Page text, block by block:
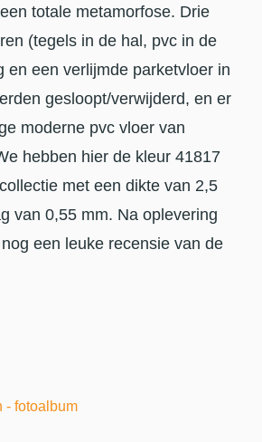
totale metamorfose. Drie
(tegels in de hal, pvc in de
en een verlijmde parketvloer in
gesloopt/verwijderd, en er
moderne pvc vloer van
hebben hier de kleur 41817
met een dikte van 2,5
van 0,55 mm. Na oplevering
een leuke recensie van de
- fotoalbum